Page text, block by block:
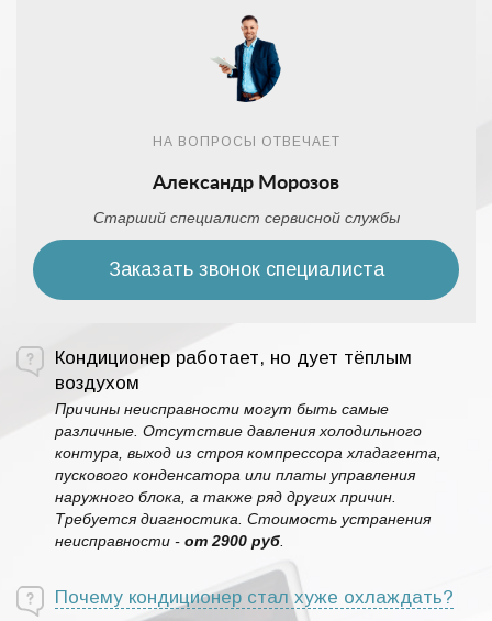
НА ВОПРОСЫ ОТВЕЧАЕТ
Александр Морозов
Старший специалист сервисной службы
Заказать звонок специалиста
Кондиционер работает, но дует тёплым
воздухом
Причины неисправности могут быть самые
различные. Отсутствие давления холодильного
контура, выход из строя компрессора хладагента,
пускового конденсатора или платы управления
наружного блока, а также ряд других причин.
Требуется диагностика. Стоимость устранения
неисправности - от 2900 руб
Почему кондиционер стал хуже охлаждать?